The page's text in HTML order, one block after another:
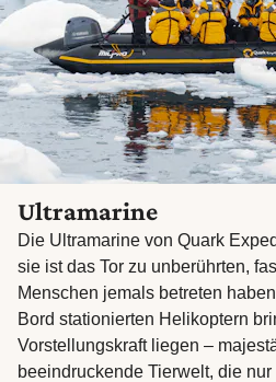
Ultramarine
Die Ultramarine von Quark
sie ist das Tor zu unberührten,
Menschen jemals betreten
Bord stationierten Helikoptern
Vorstellungskraft liegen –
beeindruckende Tierwelt, die